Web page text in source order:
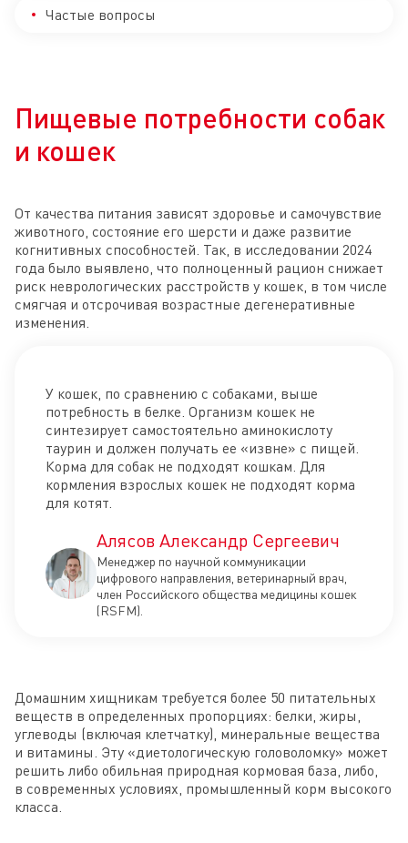
Частые вопросы
Пищевые потребности собак
и кошек
От качества питания зависят здоровье и самочувствие
животного, состояние его шерсти и даже развитие
когнитивных способностей. Так, в исследовании 2024
года было выявлено, что полноценный рацион снижает
риск неврологических расстройств у кошек, в том числе
смягчая и отсрочивая возрастные дегенеративные
изменения.
У кошек, по сравнению с собаками, выше
потребность в белке. Организм кошек не
синтезирует самостоятельно аминокислоту
таурин и должен получать ее «извне» с пищей.
Корма для собак не подходят кошкам. Для
кормления взрослых кошек не подходят корма
для котят.
Алясов Александр Сергеевич
Менеджер по научной коммуникации
цифрового направления, ветеринарный врач,
член Российского общества медицины кошек
(RSFM).
Домашним хищникам требуется более 50 питательных
веществ в определенных пропорциях: белки, жиры,
углеводы (включая клетчатку), минеральные вещества
и витамины. Эту «диетологическую головоломку» может
решить либо обильная природная кормовая база, либо,
в современных условиях, промышленный корм высокого
класса.